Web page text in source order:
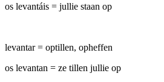
os levantáis = jullie staan op
levantar = optillen, opheffen
os levantan = ze tillen jullie op